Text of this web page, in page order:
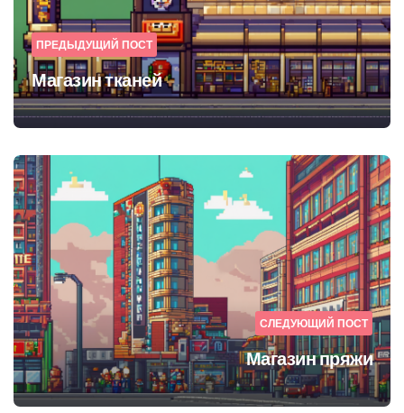
ПРЕДЫДУЩИЙ ПОСТ
Магазин тканей
СЛЕДУЮЩИЙ ПОСТ
Магазин пряжи